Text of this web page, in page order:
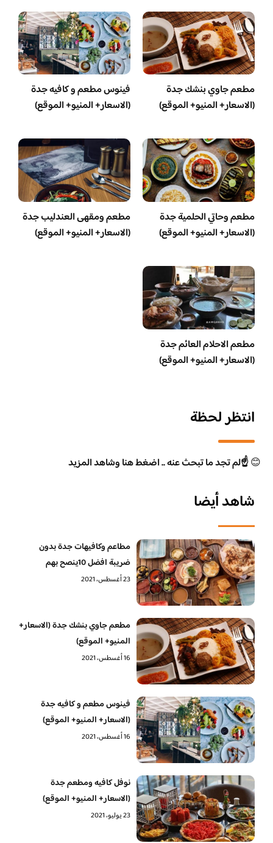
مطعم جاوي بنشك جدة
(الاسعار+ المنيو+ الموقع)
فينوس مطعم و كافيه جدة
(الاسعار+ المنيو+ الموقع)
مطعم وحاتي الحلمية جدة
(الاسعار+ المنيو+ الموقع)
مطعم ومقهى العندليب جدة
(الاسعار+ المنيو+ الموقع)
مطعم الاحلام العائم جدة
(الاسعار+ المنيو+ الموقع)
انتظر لحظة
😊☝️لم تجد ما تبحث عنه .. اضغط هنا وشاهد المزيد
شاهد أيضا
مطاعم وكافيهات جدة بدون
ضريبة افضل 10ينصح بهم
23 أغسطس، 2021
مطعم جاوي بنشك جدة (الاسعار+
المنيو+ الموقع)
16 أغسطس، 2021
فينوس مطعم و كافيه جدة
(الاسعار+ المنيو+ الموقع)
16 أغسطس، 2021
نوفل كافيه ومطعم جدة
(الاسعار+ المنيو+ الموقع)
23 يوليو، 2021